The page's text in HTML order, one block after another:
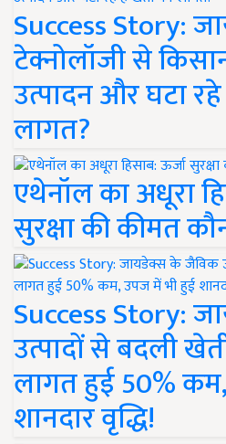
Success Story:
टेक्नोलॉजी से
उत्पादन और घटा
लागत?
एथेनॉल का अधूरा
सुरक्षा की कीमत
Success Story:
उत्पादों से बदली
लागत हुई 50%
शानदार वृद्धि!